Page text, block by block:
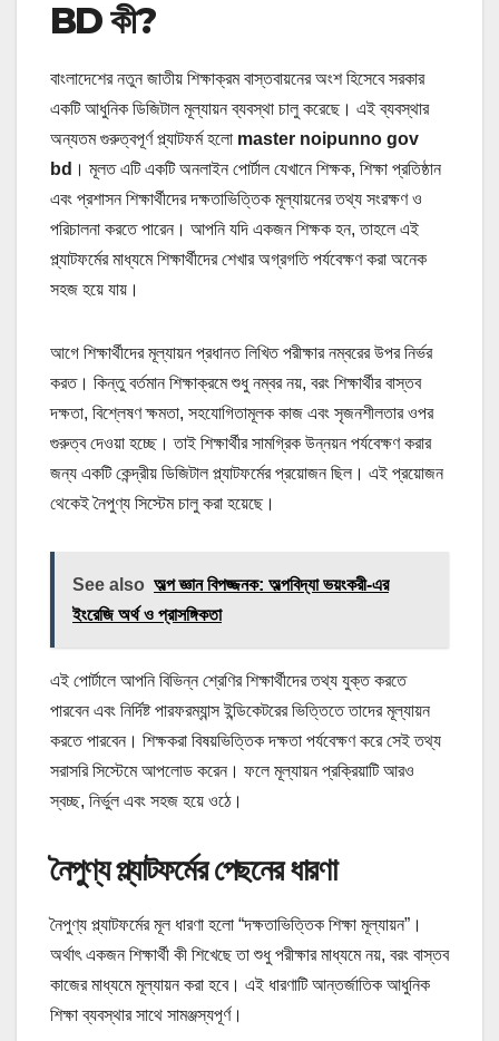
BD কী?
বাংলাদেশের নতুন জাতীয় শিক্ষাক্রম বাস্তবায়নের অংশ হিসেবে সরকার
একটি আধুনিক ডিজিটাল মূল্যায়ন ব্যবস্থা চালু করেছে। এই ব্যবস্থার
অন্যতম গুরুত্বপূর্ণ প্ল্যাটফর্ম হলো master noipunno gov
bd । মূলত এটি একটি অনলাইন পোর্টাল যেখানে শিক্ষক, শিক্ষা প্রতিষ্ঠান
এবং প্রশাসন শিক্ষার্থীদের দক্ষতাভিত্তিক মূল্যায়নের তথ্য সংরক্ষণ ও
পরিচালনা করতে পারেন। আপনি যদি একজন শিক্ষক হন, তাহলে এই
প্ল্যাটফর্মের মাধ্যমে শিক্ষার্থীদের শেখার অগ্রগতি পর্যবেক্ষণ করা অনেক
সহজ হয়ে যায়।
আগে শিক্ষার্থীদের মূল্যায়ন প্রধানত লিখিত পরীক্ষার নম্বরের উপর নির্ভর
করত। কিন্তু বর্তমান শিক্ষাক্রমে শুধু নম্বর নয়, বরং শিক্ষার্থীর বাস্তব
দক্ষতা, বিশ্লেষণ ক্ষমতা, সহযোগিতামূলক কাজ এবং সৃজনশীলতার ওপর
গুরুত্ব দেওয়া হচ্ছে। তাই শিক্ষার্থীর সামগ্রিক উন্নয়ন পর্যবেক্ষণ করার
জন্য একটি কেন্দ্রীয় ডিজিটাল প্ল্যাটফর্মের প্রয়োজন ছিল। এই প্রয়োজন
থেকেই নৈপুণ্য সিস্টেম চালু করা হয়েছে।
See also অল্প জ্ঞান বিপজ্জনক: অল্পবিদ্যা ভয়ংকরী-এর
ইংরেজি অর্থ ও প্রাসঙ্গিকতা
এই পোর্টালে আপনি বিভিন্ন শ্রেণির শিক্ষার্থীদের তথ্য যুক্ত করতে
পারবেন এবং নির্দিষ্ট পারফরম্যান্স ইন্ডিকেটরের ভিত্তিতে তাদের মূল্যায়ন
করতে পারবেন। শিক্ষকরা বিষয়ভিত্তিক দক্ষতা পর্যবেক্ষণ করে সেই তথ্য
সরাসরি সিস্টেমে আপলোড করেন। ফলে মূল্যায়ন প্রক্রিয়াটি আরও
স্বচ্ছ, নির্ভুল এবং সহজ হয়ে ওঠে।
নৈপুণ্য প্ল্যাটফর্মের পেছনের ধারণা
নৈপুণ্য প্ল্যাটফর্মের মূল ধারণা হলো “দক্ষতাভিত্তিক শিক্ষা মূল্যায়ন”।
অর্থাৎ একজন শিক্ষার্থী কী শিখেছে তা শুধু পরীক্ষার মাধ্যমে নয়, বরং বাস্তব
কাজের মাধ্যমে মূল্যায়ন করা হবে। এই ধারণাটি আন্তর্জাতিক আধুনিক
শিক্ষা ব্যবস্থার সাথে সামঞ্জস্যপূর্ণ।